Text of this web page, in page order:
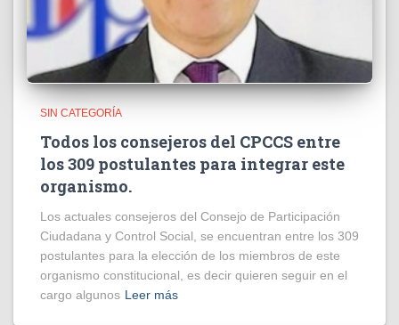
SIN CATEGORÍA
Todos los consejeros del CPCCS entre
los 309 postulantes para integrar este
organismo.
Los actuales consejeros del Consejo de Participación
Ciudadana y Control Social, se encuentran entre los 309
postulantes para la elección de los miembros de este
organismo constitucional, es decir quieren seguir en el
cargo algunos Leer más